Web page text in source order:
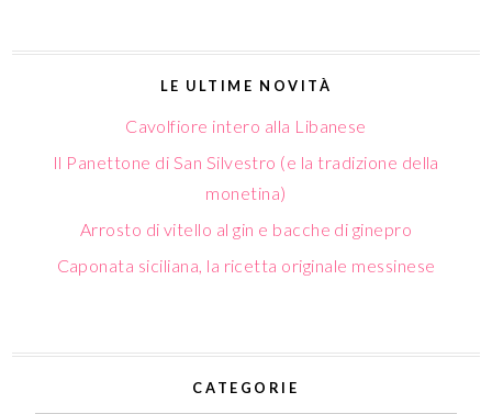
LE ULTIME NOVITÀ
Cavolfiore intero alla Libanese
Il Panettone di San Silvestro (e la tradizione della
monetina)
Arrosto di vitello al gin e bacche di ginepro
Caponata siciliana, la ricetta originale messinese
CATEGORIE